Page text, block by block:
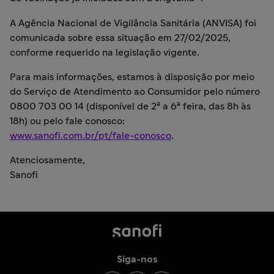
A Agência Nacional de Vigilância Sanitária (ANVISA) foi
comunicada sobre essa situação em 27/02/2025,
conforme requerido na legislação vigente.
Para mais informações, estamos à disposição por meio
do Serviço de Atendimento ao Consumidor pelo número
0800 703 00 14 (disponível de 2ª a 6ª feira, das 8h às
18h) ou pelo fale conosco:
www.sanofi.com.br/pt/fale-conosco.
Atenciosamente,
Sanofi
Siga-nos